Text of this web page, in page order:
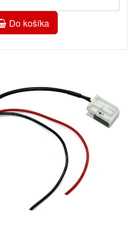
Do košíka